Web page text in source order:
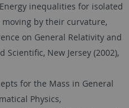
inequalities for isolated
by their curvature,
on General Relativity and
New Jersey (2002),
for the Mass in General
Physics,